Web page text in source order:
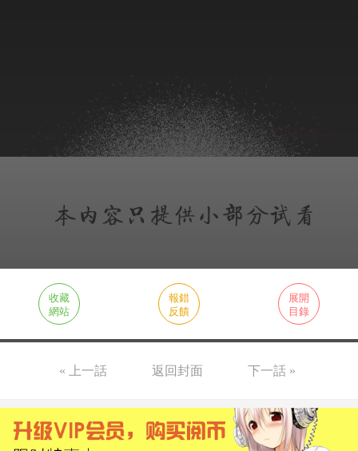
收藏
網站
報錯
反饋
展開
目錄
« 上一話 返回封面 下一話 »